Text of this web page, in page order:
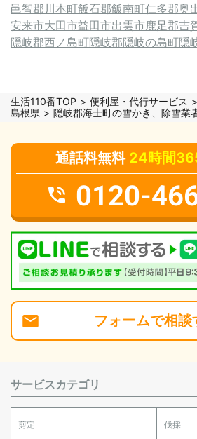
邑智郡川本町飯石郡飯南町仁多郡奥
安来市大田市益田市出雲市鹿足郡吉
隠岐郡西ノ島町隠岐郡隠岐の島町隠
生活110番TOP 便利屋・代行サービス
島根県
隠岐郡海士町の雪かき、除雪業
通話料無料 24時間
0120-
フォームで相談
サービスカテゴリ
剪定 伐採